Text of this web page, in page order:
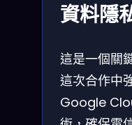
資料隱
這是一個關
這次合作中
Google